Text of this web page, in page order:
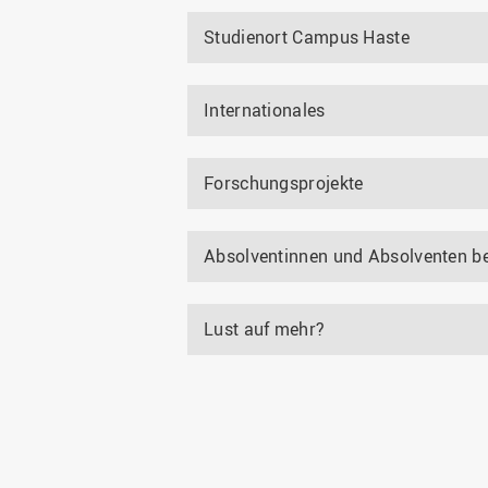
Studienort Campus Haste
Internationales
Forschungsprojekte
Absolventinnen und Absolventen
Lust auf mehr?